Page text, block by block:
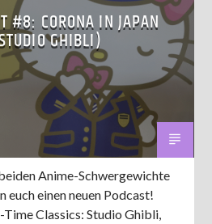
#8: CORONA IN JAPAN
GHIBLI)
Anime-Schwergewichte
euch einen neuen Podcast!
Classics: Studio Ghibli,